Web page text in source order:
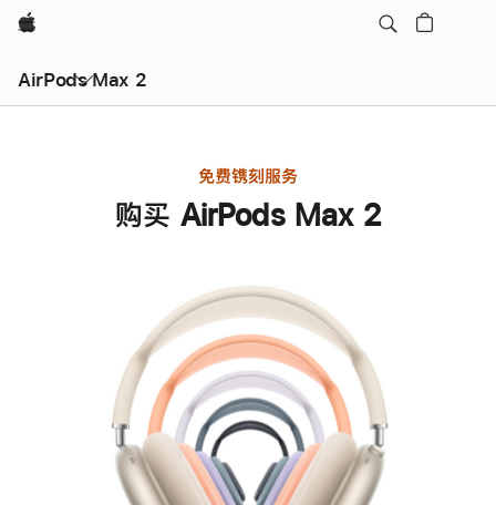
Apple
AirPods Max 2
免费镌刻服务
购买 AirPods Max 2